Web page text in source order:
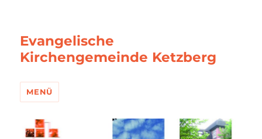
Evangelische
Kirchengemeinde Ketzberg
MENÜ